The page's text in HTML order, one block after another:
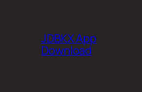
JDBKX App
Download